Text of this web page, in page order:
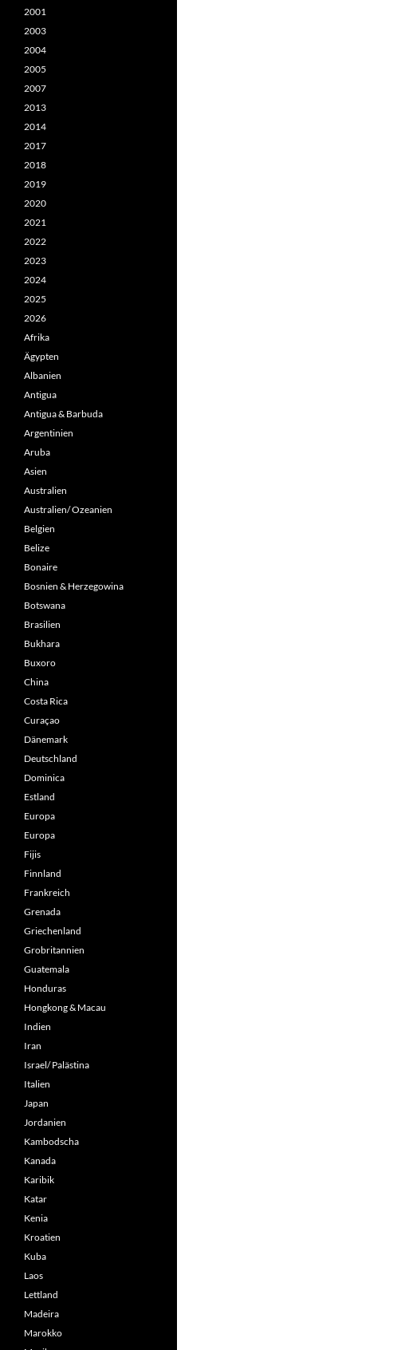
2001
2003
2004
2005
2007
2013
2014
2017
2018
2019
2020
2021
2022
2023
2024
2025
2026
Afrika
Ägypten
Albanien
Antigua
Antigua & Barbuda
Argentinien
Aruba
Asien
Australien
Australien/ Ozeanien
Belgien
Belize
Bonaire
Bosnien & Herzegowina
Botswana
Brasilien
Bukhara
Buxoro
China
Costa Rica
Curaçao
Dänemark
Deutschland
Dominica
Estland
Europa
Europa
Fijis
Finnland
Frankreich
Grenada
Griechenland
Grobritannien
Guatemala
Honduras
Hongkong & Macau
Indien
Iran
Israel/ Palästina
Italien
Japan
Jordanien
Kambodscha
Kanada
Karibik
Katar
Kenia
Kroatien
Kuba
Laos
Lettland
Madeira
Marokko